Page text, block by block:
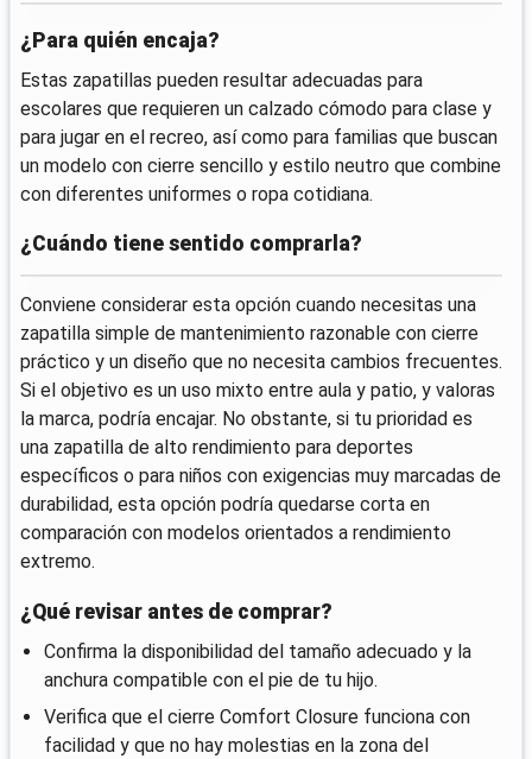
¿Para quién encaja?
Estas zapatillas pueden resultar adecuadas para
escolares que requieren un calzado cómodo para clase y
para jugar en el recreo, así como para familias que buscan
un modelo con cierre sencillo y estilo neutro que combine
con diferentes uniformes o ropa cotidiana.
¿Cuándo tiene sentido comprarla?
Conviene considerar esta opción cuando necesitas una
zapatilla simple de mantenimiento razonable con cierre
práctico y un diseño que no necesita cambios frecuentes.
Si el objetivo es un uso mixto entre aula y patio, y valoras
la marca, podría encajar. No obstante, si tu prioridad es
una zapatilla de alto rendimiento para deportes
específicos o para niños con exigencias muy marcadas de
durabilidad, esta opción podría quedarse corta en
comparación con modelos orientados a rendimiento
extremo.
¿Qué revisar antes de comprar?
Confirma la disponibilidad del tamaño adecuado y la
anchura compatible con el pie de tu hijo.
Verifica que el cierre Comfort Closure funciona con
facilidad y que no hay molestias en la zona del